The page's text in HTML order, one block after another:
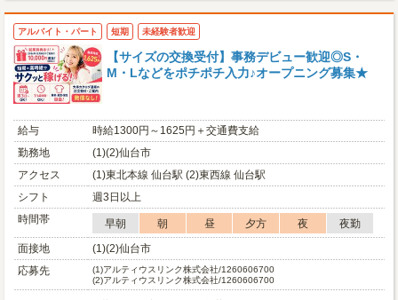
アルバイト・パート 短期 未経験者歓迎
【サイズの交換受付】事務デビュー歓迎◎S・
M・Lなどをポチポチ入力♪オープニング募集★
給与
時給1300円～1625円＋交通費支給
勤務地
(1)(2)仙台市
アクセス
(1)東北本線 仙台駅 (2)東西線 仙台駅
シフト
週3日以上
時間帯
早朝 朝 昼 夕方 夜
夜勤
面接地
(1)(2)仙台市
応募先
(1)アルティウスリンク株式会社/1260606700
(2)アルティウスリンク株式会社/1260606700